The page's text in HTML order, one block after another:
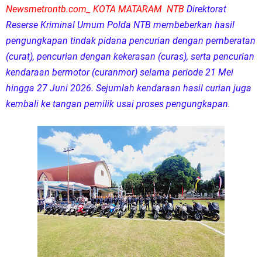
Newsmetrontb.com_ KOTA MATARAM NTB Direktorat
Reserse Kriminal Umum Polda NTB membeberkan hasil
pengungkapan tindak pidana pencurian dengan pemberatan
(curat), pencurian dengan kekerasan (curas), serta pencurian
kendaraan bermotor (curanmor) selama periode 21 Mei
hingga 27 Juni 2026. Sejumlah kendaraan hasil curian juga
kembali ke tangan pemilik usai proses pengungkapan.